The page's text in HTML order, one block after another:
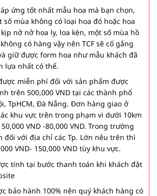
ứng tốt nhất mẫu hoa mà bạn chọn,
mùa không có loại hoa đó hoặc hoa
nở nở hoa ly, loa kèn, một số mùa hồ
có hàng vậy nên TCF sẽ cố gắng
giữ được form hoa như mẫu khách đã
lựa nhất có thể.
miễn phí đối với sản phẩm được
trên 500,000 VND tại các thành phố
TpHCM, Đà Nẵng. Đơn hàng giao ở
khu vực trên trong phạm vi dưới 10km
VND -80,000 VND. Trong trường
đối với địa chỉ các Tp. Lớn nêu trên thì
VND- 150,000 VND tùy khu vực.
tính tại bước thanh toán khi khách đặt
bảo hành 100% nên quý khách hàng có